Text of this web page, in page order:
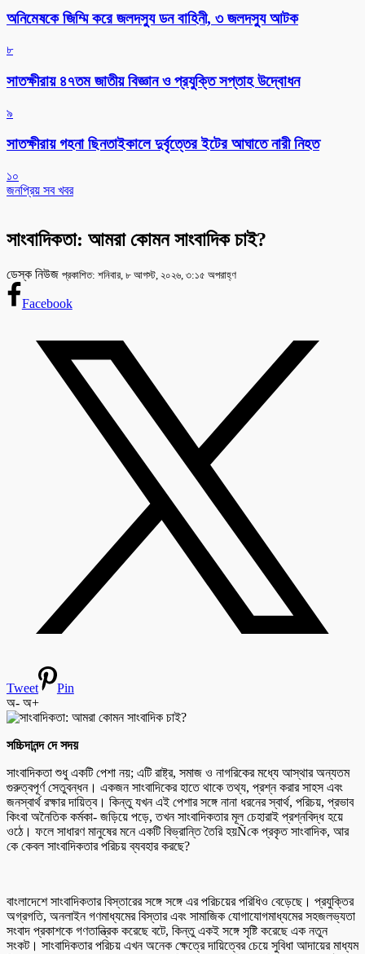
অনিমেষকে জিম্মি করে জলদস্যু ডন বাহিনী, ৩ জলদস্যু আটক
৮
সাতক্ষীরায় ৪৭তম জাতীয় বিজ্ঞান ও প্রযুক্তি সপ্তাহ উদ্বোধন
৯
সাতক্ষীরায় গহনা ছিনতাইকালে দুর্বৃত্তের ইটের আঘাতে নারী নিহত
১০
জনপ্রিয় সব খবর
সাংবাদিকতা: আমরা কোমন সাংবাদিক চাই?
ডেস্ক নিউজ প্রকাশিত: শনিবার, ৮ আগস্ট, ২০২৬, ৩:১৫ অপরাহ্ণ
Facebook
Tweet
Pin
অ- অ+
সচ্চিদানন্দ দে সদয়
সাংবাদিকতা শুধু একটি পেশা নয়; এটি রাষ্ট্র, সমাজ ও নাগরিকের মধ্যে আস্থার অন্যতম
গুরুত্বপূর্ণ সেতুবন্ধন। একজন সাংবাদিকের হাতে থাকে তথ্য, প্রশ্ন করার সাহস এবং
জনস্বার্থ রক্ষার দায়িত্ব। কিন্তু যখন এই পেশার সঙ্গে নানা ধরনের স্বার্থ, পরিচয়, প্রভাব
কিংবা অনৈতিক কর্মকা- জড়িয়ে পড়ে, তখন সাংবাদিকতার মূল চেহারাই প্রশ্নবিদ্ধ হয়ে
ওঠে। ফলে সাধারণ মানুষের মনে একটি বিভ্রান্তি তৈরি হয়Ñকে প্রকৃত সাংবাদিক, আর
কে কেবল সাংবাদিকতার পরিচয় ব্যবহার করছে?
বাংলাদেশে সাংবাদিকতার বিস্তারের সঙ্গে সঙ্গে এর পরিচয়ের পরিধিও বেড়েছে। প্রযুক্তির
অগ্রগতি, অনলাইন গণমাধ্যমের বিস্তার এবং সামাজিক যোগাযোগমাধ্যমের সহজলভ্যতা
সংবাদ প্রকাশকে গণতান্ত্রিক করেছে বটে, কিন্তু একই সঙ্গে সৃষ্টি করেছে এক নতুন
সংকট। সাংবাদিকতার পরিচয় এখন অনেক ক্ষেত্রে দায়িত্বের চেয়ে সুবিধা আদায়ের মাধ্যম